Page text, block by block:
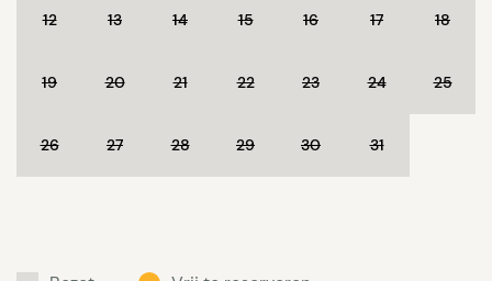
12 13 14 15 16 17 18
19 20 21 22 23 24 25
26 27 28 29 30 31